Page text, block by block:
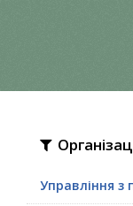
Управління з